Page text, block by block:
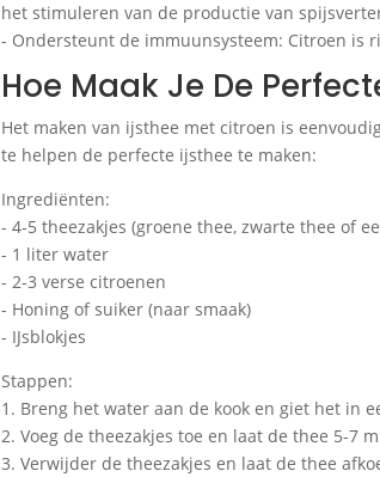
het stimuleren van de productie van
- Ondersteunt de immuunsysteem: Citroen is
Hoe Maak Je De
Het maken van ijsthee met citroen is
te helpen de perfecte ijsthee te maken:
Ingrediënten:
- 4-5 theezakjes (groene thee, zwarte thee of
- 1 liter water
- 2-3 verse citroenen
- Honing of suiker (naar smaak)
- IJsblokjes
Stappen:
1. Breng het water aan de kook en giet het in
2. Voeg de theezakjes toe en laat de thee 5-7
3. Verwijder de theezakjes en laat de thee